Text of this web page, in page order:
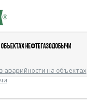
ОБЪЕКТАХ НЕФТЕГАЗОДОБЫЧИ
аварийности на объектах